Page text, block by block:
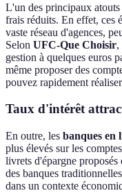
L'un des principaux atouts
frais réduits. En effet, ces
vaste réseau d'agences,
Selon UFC-Que Choisir,
gestion à quelques euros
même proposer des
pouvez rapidement
Taux d'intérêt
En outre, les banques en
plus élevés sur les
livrets d'épargne
des banques
dans un contexte